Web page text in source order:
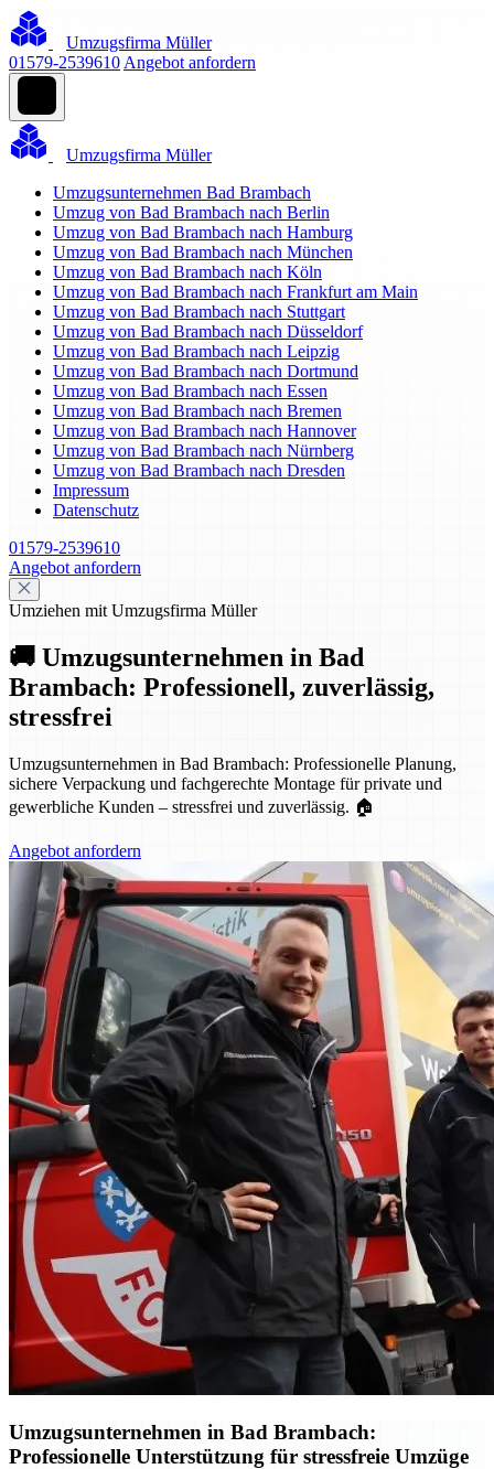
Umzugsfirma Müller
01579-2539610 Angebot anfordern
Umzugsfirma Müller
Umzugsunternehmen Bad Brambach
Umzug von Bad Brambach nach Berlin
Umzug von Bad Brambach nach Hamburg
Umzug von Bad Brambach nach München
Umzug von Bad Brambach nach Köln
Umzug von Bad Brambach nach Frankfurt am Main
Umzug von Bad Brambach nach Stuttgart
Umzug von Bad Brambach nach Düsseldorf
Umzug von Bad Brambach nach Leipzig
Umzug von Bad Brambach nach Dortmund
Umzug von Bad Brambach nach Essen
Umzug von Bad Brambach nach Bremen
Umzug von Bad Brambach nach Hannover
Umzug von Bad Brambach nach Nürnberg
Umzug von Bad Brambach nach Dresden
Impressum
Datenschutz
01579-2539610
Angebot anfordern
Umziehen mit Umzugsfirma Müller
🚚 Umzugsunternehmen in Bad
Brambach: Professionell, zuverlässig,
stressfrei
Umzugsunternehmen in Bad Brambach: Professionelle Planung,
sichere Verpackung und fachgerechte Montage für private und
gewerbliche Kunden – stressfrei und zuverlässig. 🏠
Angebot anfordern
Umzugsunternehmen in Bad Brambach:
Professionelle Unterstützung für stressfreie Umzüge